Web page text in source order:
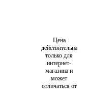
Цена
действительна
только для
интернет-
магазина и
может
отличаться от